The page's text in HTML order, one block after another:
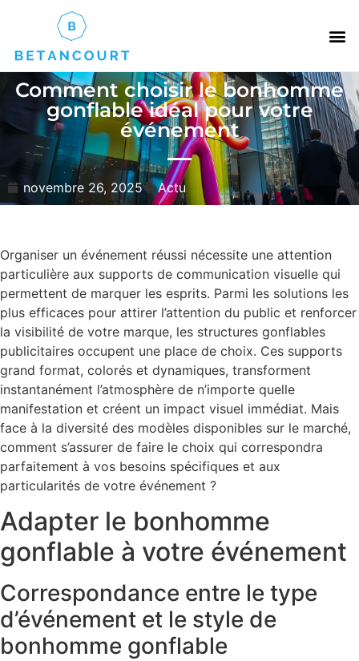
Comment choisir le bonhomme
gonflable idéal pour votre
événement
novembre 26, 2025 Actu
Organiser un événement réussi nécessite une attention
particulière aux supports de communication visuelle qui
permettent de marquer les esprits. Parmi les solutions les
plus efficaces pour attirer l’attention du public et renforcer
la visibilité de votre marque, les structures gonflables
publicitaires occupent une place de choix. Ces supports
grand format, colorés et dynamiques, transforment
instantanément l’atmosphère de n’importe quelle
manifestation et créent un impact visuel immédiat. Mais
face à la diversité des modèles disponibles sur le marché,
comment s’assurer de faire le choix qui correspondra
parfaitement à vos besoins spécifiques et aux
particularités de votre événement ?
Adapter le bonhomme
gonflable à votre événement
Correspondance entre le type
d’événement et le style de
bonhomme gonflable